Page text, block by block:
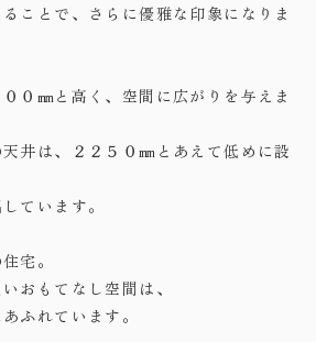
ことで、さらに優雅な印象になりま
０㎜と高く、空間に広がりを与えま
井は、２２５０㎜とあえて低めに設
ています。
宅。
おもてなし空間は、
ふれています。